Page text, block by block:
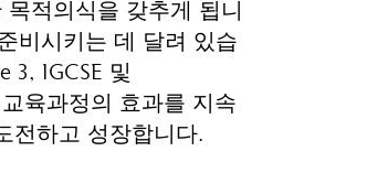
적의식을 갖추게 됩니
비시키는 데 달려 있습
3, IGCSE 및
육과정의 효과를 지속
전하고 성장합니다.